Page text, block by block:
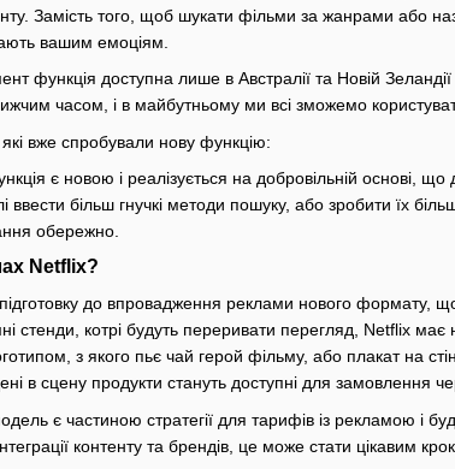
Замість того, щоб шукати фільми за жанрами або
вашим емоціям.
функція доступна лише в Австралії та Новій
часом, і в майбутньому ми всі зможемо
які вже спробували нову функцію:
є новою і реалізується на добровільній основі,
ввести більш гнучкі методи пошуку, або зробити їх
обережно.
Netflix?
до впровадження реклами нового формату,
стенди, котрі будуть переривати перегляд, Netflix
з якого пьє чай герой фільму, або плакат на
в сцену продукти стануть доступні для замовлення
є частиною стратегії для тарифів із рекламою і
контенту та брендів, це може стати цікавим